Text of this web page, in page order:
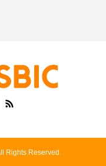
Rights Reserved.
せ お教室検索